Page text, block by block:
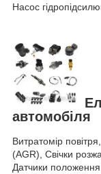
Насос
автомобіля
Витратомір
(AGR), Свічки
Датчики положення